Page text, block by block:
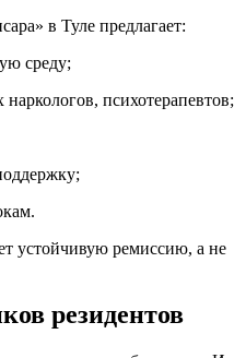
в Туле предлагает:
среду;
психотерапевтов;
устойчивую ремиссию, а не
резидентов